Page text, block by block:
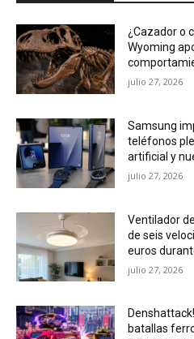
¿Cazador o
Wyoming
julio 27, 2026
Samsung
teléfonos
artificial y
julio 27, 2026
Ventilador
de seis
euros
julio 27, 2026
batallas